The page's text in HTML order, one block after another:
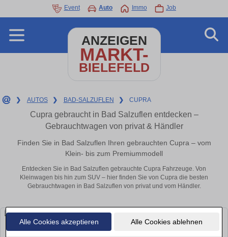
Alle Cookies akzeptieren Alle Cookies ablehnen
Event Auto Immo Job
ANZEIGEN
MARKT-
BIELEFELD
❯ AUTOS ❯ BAD-SALZUFLEN ❯ CUPRA
Cupra gebraucht in Bad Salzuflen entdecken –
Gebrauchtwagen von privat & Händler
Finden Sie in Bad Salzuflen Ihren gebrauchten Cupra – vom
Klein- bis zum Premiummodell
Entdecken Sie in Bad Salzuflen gebrauchte Cupra Fahrzeuge. Von
Kleinwagen bis hin zum SUV – hier finden Sie von Cupra die besten
Gebrauchtwagen in Bad Salzuflen von privat und vom Händler.